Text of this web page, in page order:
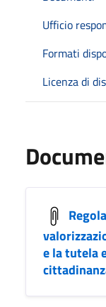
Ufficio
Formati
Licenza di
e la tutela